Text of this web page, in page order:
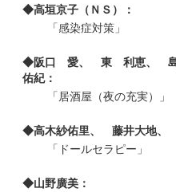
◆高垣京子（ＮＳ）：
「感染症対策」
◆阪口 愛、 東 利恵、
佑紀：
「居酒屋（夜の充実）」
◆高木紗佑里、 藤井大地、
「ドールセラピー」
◆山野廣美：